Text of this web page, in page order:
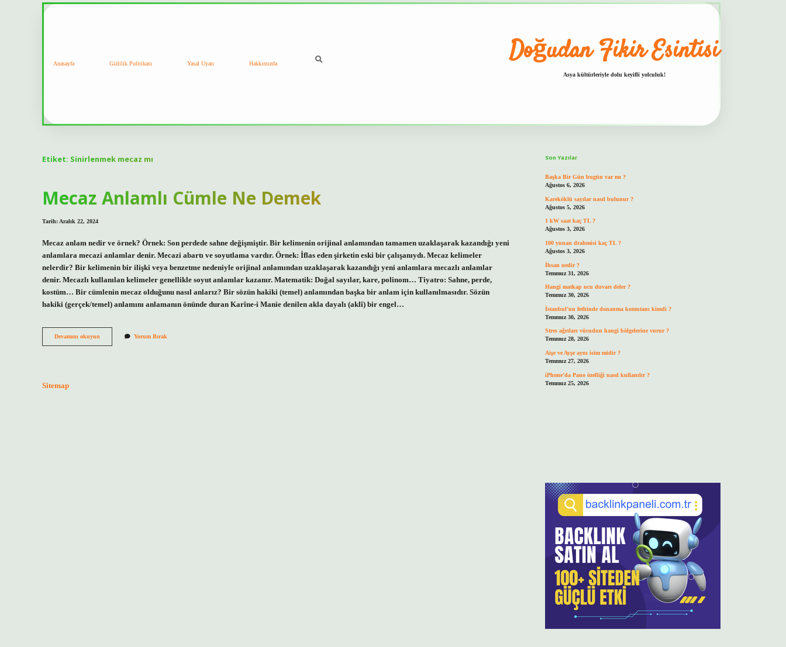
Anasayfa Gizlilik Politikası Yasal Uyarı Hakkımızda Doğudan Fikir Esintisi
Asya kültürleriyle dolu keyifli yolculuk!
Etiket: Sinirlenmek mecaz mı
Mecaz Anlamlı Cümle Ne Demek
Tarih: Aralık 22, 2024
Mecaz anlam nedir ve örnek? Örnek: Son perdede sahne değişmiştir. Bir kelimenin orijinal anlamından tamamen uzaklaşarak kazandığı yeni
anlamlara mecazi anlamlar denir. Mecazi abartı ve soyutlama vardır. Örnek: İflas eden şirketin eski bir çalışanıydı. Mecaz kelimeler
nelerdir? Bir kelimenin bir ilişki veya benzetme nedeniyle orijinal anlamından uzaklaşarak kazandığı yeni anlamlara mecazlı anlamlar
denir. Mecazlı kullanılan kelimeler genellikle soyut anlamlar kazanır. Matematik: Doğal sayılar, kare, polinom… Tiyatro: Sahne, perde,
kostüm… Bir cümlenin mecaz olduğunu nasıl anlarız? Bir sözün hakiki (temel) anlamından başka bir anlam için kullanılmasıdır. Sözün
hakiki (gerçek/temel) anlamını anlamanın önünde duran Karîne-i Manie denilen akla dayalı (aklî) bir engel…
Devamını okuyun
Anlamlı
Yorum Bırak
Sitemap
Son Yazılar
Başka Bir Gün bugün var mı ?
Ağustos 6, 2026
Kareköklü sayılar nasıl bulunur ?
Ağustos 5, 2026
1 kW saat kaç TL ?
Ağustos 3, 2026
100 yunan drahmisi kaç TL ?
Ağustos 3, 2026
İhsan nedir ?
Temmuz 31, 2026
Hangi matkap ucu duvarı deler ?
Temmuz 30, 2026
İstanbul’un fethinde donanma komutanı kimdi ?
Temmuz 30, 2026
Stres ağrıları vücudun hangi bölgelerine vurur ?
Temmuz 28, 2026
Aişe ve Ayşe aynı isim midir ?
Temmuz 27, 2026
iPhone’da Pano özelliği nasıl kullanılır ?
Temmuz 25, 2026